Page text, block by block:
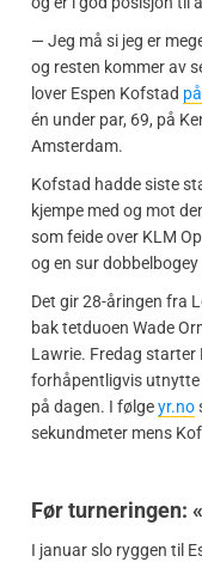
— Jeg må si jeg er
og resten kommer av
lover Espen Kofstad
én under par, 69, på
Amsterdam.
Kofstad hadde siste
kjempe med og mot
som feide over KLM
og en sur
Det gir 28-åringen fra
bak tetduoen Wade
Lawrie. Fredag starter
forhåpentligvis utnytte
på dagen. I følgeyr.no
sekundmeter mens
Før turneringen:
I januar slo ryggen til